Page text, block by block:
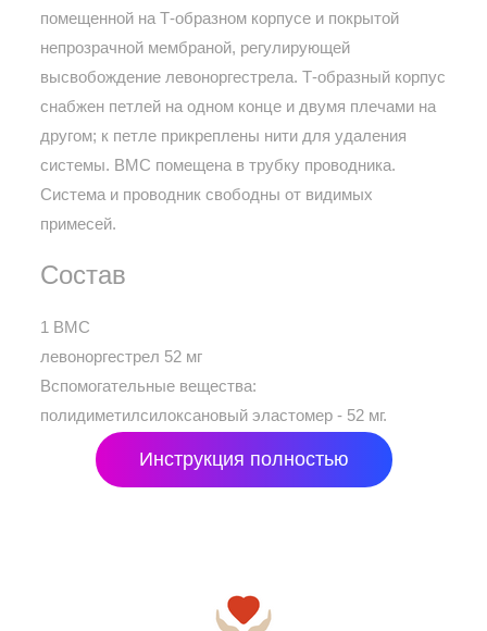
помещенной на Т-образном корпусе и покрытой
непрозрачной мембраной, регулирующей
высвобождение левоноргестрела. Т-образный корпус
снабжен петлей на одном конце и двумя плечами на
другом; к петле прикреплены нити для удаления
системы. ВМС помещена в трубку проводника.
Система и проводник свободны от видимых
примесей.
Состав
1 ВМС
левоноргестрел 52 мг
Вспомогательные вещества:
полидиметилсилоксановый эластомер - 52 мг.
Инструкция полностью